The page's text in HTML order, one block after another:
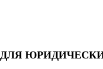
ДЛЯ